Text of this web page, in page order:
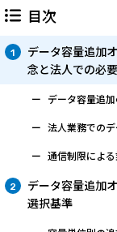
目次
1
データ容量追加
念と法人での必
データ容量追
法人業務での
通信制限によ
2
データ容量追加
選択基準